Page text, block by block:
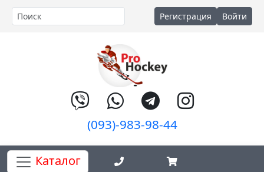
Регистрация Войти
(093)-983-98-44
Каталог